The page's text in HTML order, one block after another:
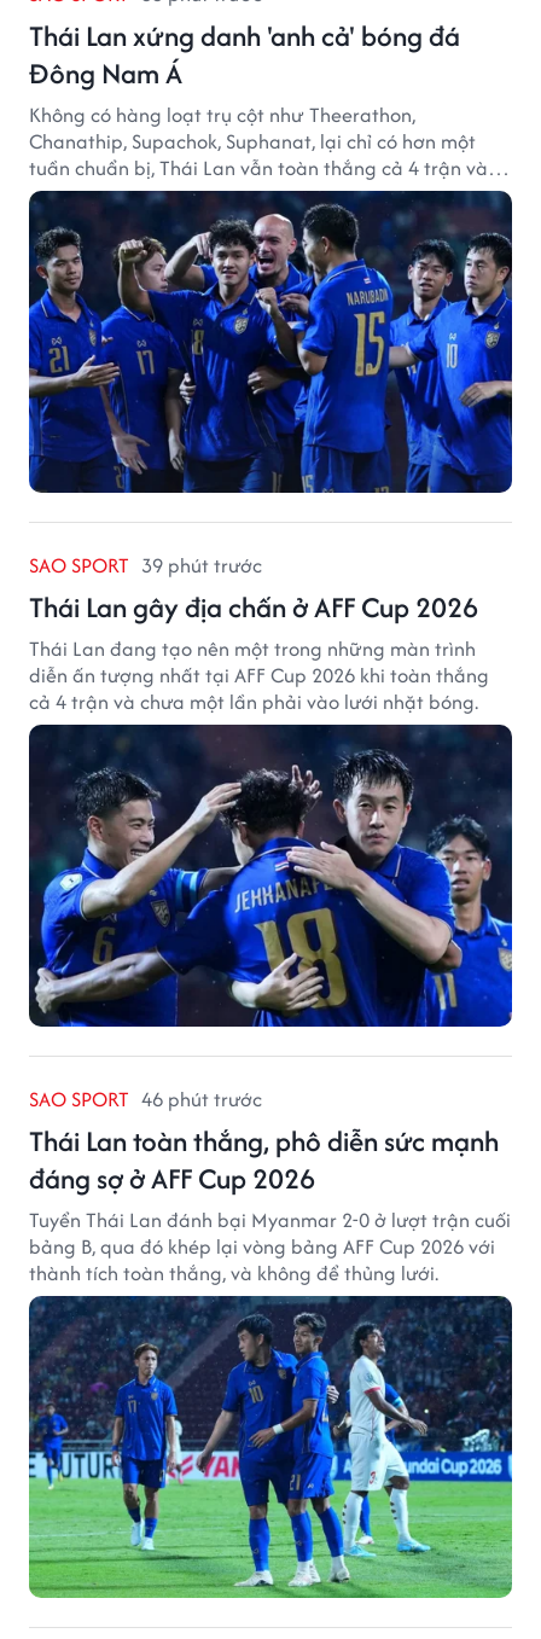
Thái Lan xứng danh 'anh cả' bóng đá
Đông Nam Á
Không có hàng loạt trụ cột như Theerathon,
Chanathip, Supachok, Suphanat, lại chỉ có hơn một
tuần chuẩn bị, Thái Lan vẫn toàn thắng cả 4 trận và
giữ sạch lưới tại AFF Cup 2026.
SAO SPORT 39 phút trước
Thái Lan gây địa chấn ở AFF Cup 2026
Thái Lan đang tạo nên một trong những màn trình
diễn ấn tượng nhất tại AFF Cup 2026 khi toàn thắng
cả 4 trận và chưa một lần phải vào lưới nhặt bóng.
SAO SPORT 46 phút trước
Thái Lan toàn thắng, phô diễn sức mạnh
đáng sợ ở AFF Cup 2026
Tuyển Thái Lan đánh bại Myanmar 2-0 ở lượt trận cuối
bảng B, qua đó khép lại vòng bảng AFF Cup 2026 với
thành tích toàn thắng, và không để thủng lưới.